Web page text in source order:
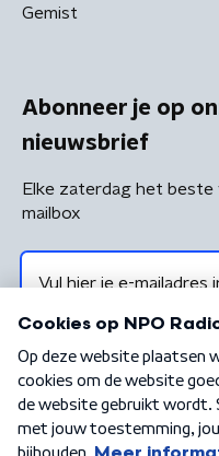
Gemist
Abonneer je op
nieuwsbrief
Elke zaterdag het beste
mailbox
Algemene voorwaarden